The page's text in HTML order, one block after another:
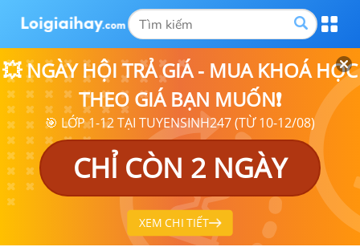
💥 NGÀY HỘI TRẢ GIÁ - MUA KHOÁ HỌC
THEO GIÁ BẠN MUỐN❗
🎯 LỚP 1-12 TẠI TUYENSINH247 (TỪ 10-12/08)
CHỈ CÒN 2 NGÀY
XEM CHI TIẾT